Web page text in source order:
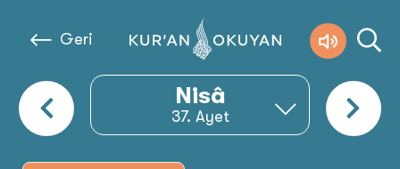
Geri
Nisâ
37. Ayet